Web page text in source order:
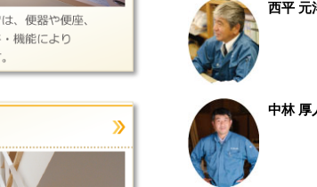
西平 元
中林 厚